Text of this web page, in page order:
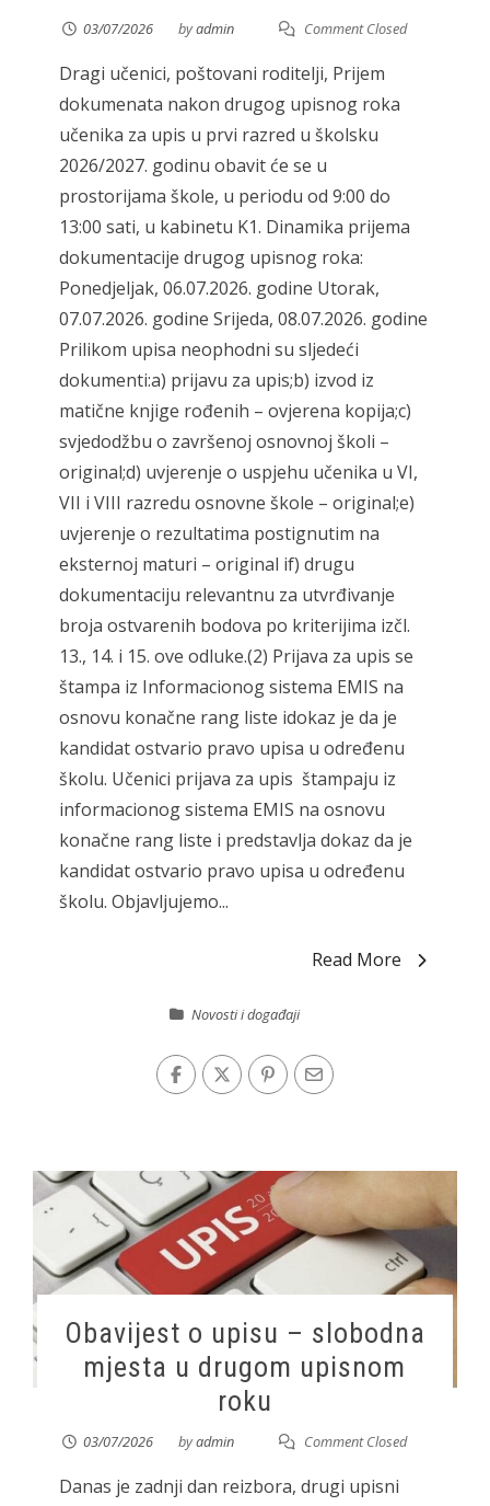
03/07/2026 byadmin Comment Closed
Dragi učenici, poštovani roditelji, Prijem
dokumenata nakon drugog upisnog roka
učenika za upis u prvi razred u školsku
2026/2027. godinu obavit će se u
prostorijama škole, u periodu od 9:00 do
13:00 sati, u kabinetu K1. Dinamika prijema
dokumentacije drugog upisnog roka:
Ponedjeljak, 06.07.2026. godine Utorak,
07.07.2026. godine Srijeda, 08.07.2026. godine
Prilikom upisa neophodni su sljedeći
dokumenti:a) prijavu za upis;b) izvod iz
matične knjige rođenih – ovjerena kopija;c)
svjedodžbu o završenoj osnovnoj školi –
original;d) uvjerenje o uspjehu učenika u VI,
VII i VIII razredu osnovne škole – original;e)
uvjerenje o rezultatima postignutim na
eksternoj maturi – original if) drugu
dokumentaciju relevantnu za utvrđivanje
broja ostvarenih bodova po kriterijima izčl.
13., 14. i 15. ove odluke.(2) Prijava za upis se
štampa iz Informacionog sistema EMIS na
osnovu konačne rang liste idokaz je da je
kandidat ostvario pravo upisa u određenu
školu. Učenici prijava za upis štampaju iz
informacionog sistema EMIS na osnovu
konačne rang liste i predstavlja dokaz da je
kandidat ostvario pravo upisa u određenu
školu. Objavljujemo...
Read More
Novosti i događaji
Obavijest o upisu – slobodna
mjesta u drugom upisnom
roku
03/07/2026 byadmin Comment Closed
Danas je zadnji dan reizbora, drugi upisni